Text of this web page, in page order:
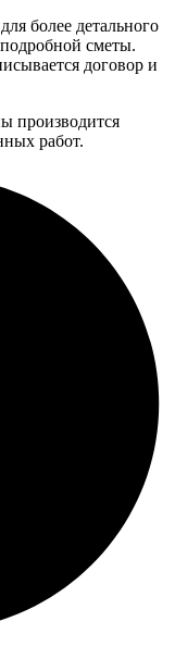
более детального
сметы.
договор и
производится
работ.